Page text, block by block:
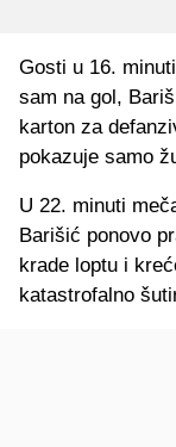
Gosti u 16.
sam na gol,
karton za
pokazuje samo
U 22. minuti
Barišić ponovo
krade loptu i
katastrofalno